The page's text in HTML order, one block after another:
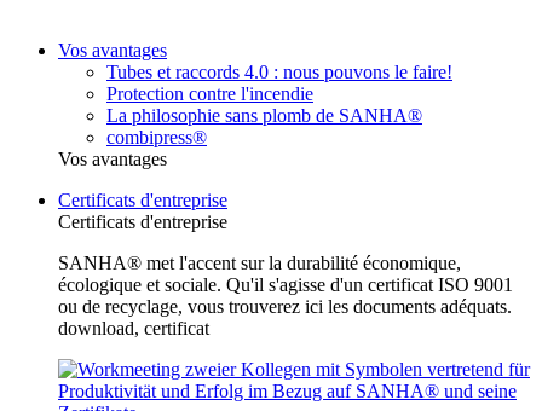
Vos avantages
Tubes et raccords 4.0 : nous pouvons le faire!
Protection contre l'incendie
La philosophie sans plomb de SANHA®
combipress®
Vos avantages
Certificats d'entreprise
Certificats d'entreprise
SANHA® met l'accent sur la durabilité économique,
écologique et sociale. Qu'il s'agisse d'un certificat ISO 9001
ou de recyclage, vous trouverez ici les documents adéquats.
download, certificat